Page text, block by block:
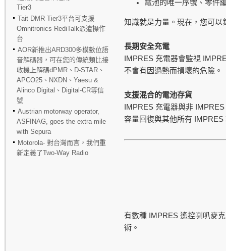
Tier3
Tait DMR Tier3平台可支援
Omnitronics RediTalk派遣操作
台
AOR新推出ARD300多模數位語
音解碼器，可在您的傳統類比接
收機上解碼dPMR、D-STAR、
APCO25、NXDN、Yaesu &
Alinco Digital、Digital-CR等信
號
Austrian motorway operator,
ASFINAG, goes the extra mile
with Sepura
Motorola- 對台灣而言，我們重
新定義了Two-Way Radio
電池的唯一序號、零件
知識就是力量。現在，您可以
長期安全充電
IMPRES 充電器會監視
不會有因過熱而損壞的危險。
支援混合的電池存貨
IMPRES 充電器與非
容量回復與其他所有 IMPRES
有數種 IMPRES遙控喇叭麥
術。